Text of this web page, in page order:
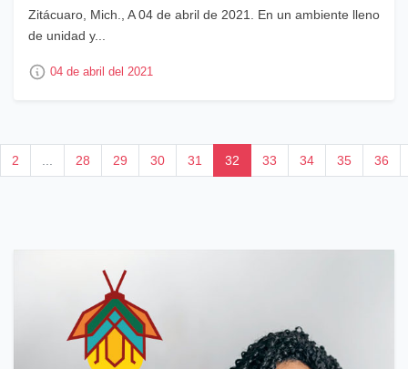
Zitácuaro, Mich., A 04 de abril de 2021. En un ambiente lleno
de unidad y...
04 de abril del 2021
2 ... 28 29 30 31 32 33 34 35 36